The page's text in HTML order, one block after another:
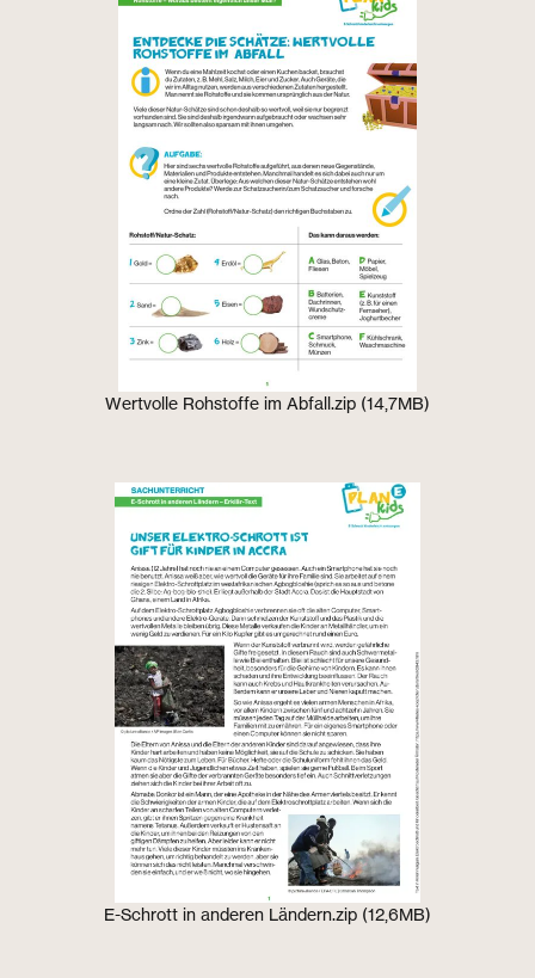
Wertvolle Rohstoffe im Abfall.zip (14,7MB)
E-Schrott in anderen Ländern.zip (12,6MB)